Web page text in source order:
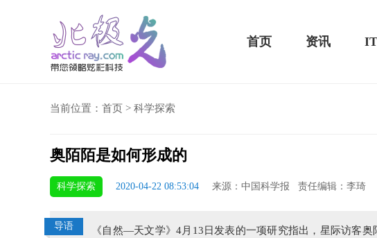
首页 资讯 IT
当前位置： 首页 > 科学探索
奥陌陌是如何形成的
科学探索 2020-04-22 08:53:04 来源：中国科学报 责任编辑：李琦
导语
《自然—天文学》4月13日发表的一项研究指出，星际访客
横扫千军！黑鲨游戏手机2 Pro评测：